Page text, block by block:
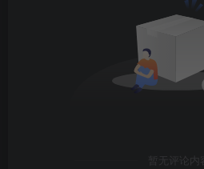
暂无评论内容